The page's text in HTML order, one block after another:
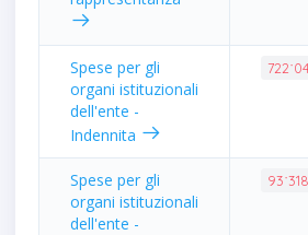
Spese per gli
organi istituzionali
dell'ente -
Indennita
Spese per gli
organi istituzionali
dell'ente -